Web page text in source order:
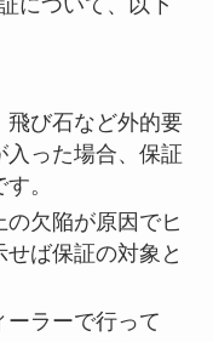
飛び石など外的要
入った場合、保証
。
欠陥が原因でヒ
ば保証の対象と
ーラーで行って